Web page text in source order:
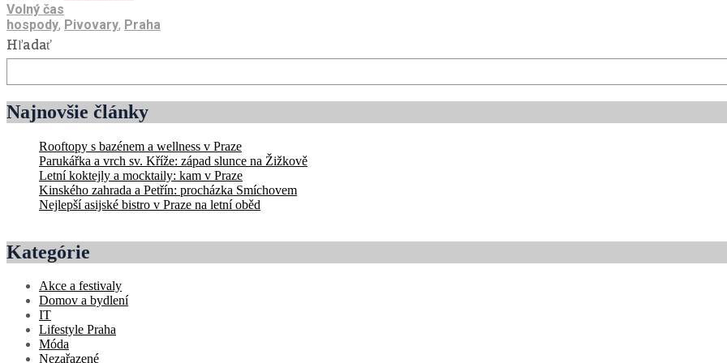
Volný čas
hospody, Pivovary, Praha
Hľadať
Najnovšie články
Rooftopy s bazénem a wellness v Praze
Parukářka a vrch sv. Kříže: západ slunce na Žižkově
Letní koktejly a mocktaily: kam v Praze
Kinského zahrada a Petřín: procházka Smíchovem
Nejlepší asijské bistro v Praze na letní oběd
Kategórie
Akce a festivaly
Domov a bydlení
IT
Lifestyle Praha
Móda
Nezařazené